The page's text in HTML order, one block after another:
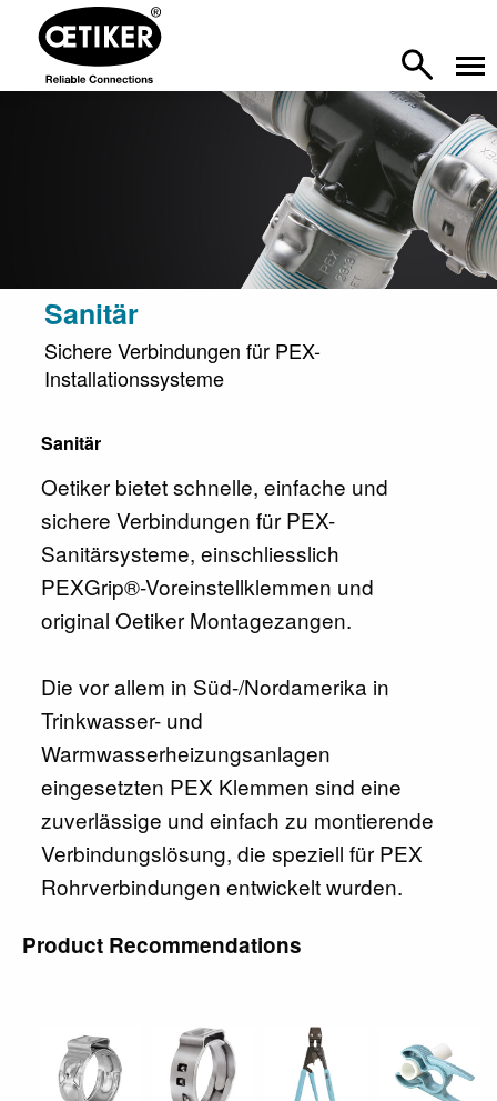
Sanitär
Sichere Verbindungen für PEX-
Installationssysteme
Sanitär
Oetiker bietet schnelle, einfache und
sichere Verbindungen für PEX-
Sanitärsysteme, einschliesslich
PEXGrip®-Voreinstellklemmen und
original Oetiker Montagezangen.
Die vor allem in Süd-/Nordamerika in
Trinkwasser- und
Warmwasserheizungsanlagen
eingesetzten PEX Klemmen sind eine
zuverlässige und einfach zu montierende
Verbindungslösung, die speziell für PEX
Rohrverbindungen entwickelt wurden.
Product Recommendations